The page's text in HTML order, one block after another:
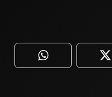
WhatsApp